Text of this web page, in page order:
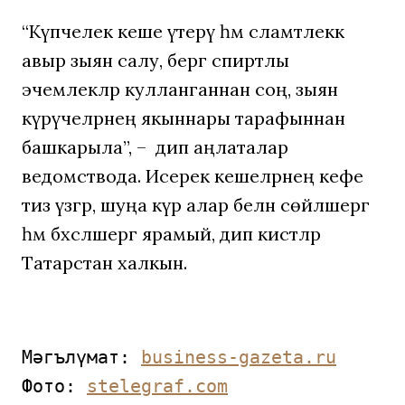
“Күпчелек кеше үтерү һәм сәламәтлеккә
авыр зыян салу, бергә спиртлы
эчемлекләр кулланганнан соң, зыян
күрүчеләрнең якыннары тарафыннан
башкарыла”, – дип аңлаталар
ведомствода. Исерек кешеләрнең кәефе
тиз үзгәрә, шуңа күрә алар белән сөйләшергә
һәм бәхәсләшергә ярамый, дип кисәтәләр
Татарстан халкын.
Мәгълүмат: business-gazeta.ru
Фото: stelegraf.com